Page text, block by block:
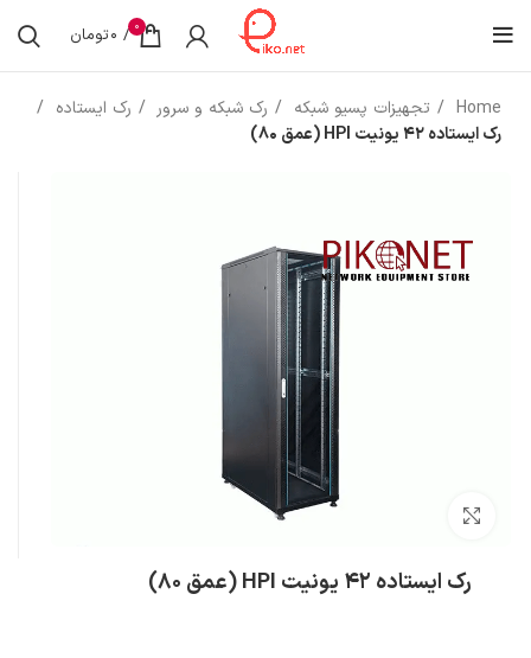
0
/
0تومان
Home تجهیزات پسیو شبکه رک شبکه و سرور
رک ایستاده
رک ایستاده 42 یونیت HPI (عمق 80)
رک ایستاده 42 یونیت HPI (عمق 80)